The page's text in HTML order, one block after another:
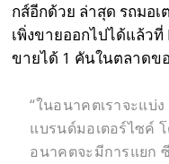
กส์อีกด้วย ล่าสุด รถมอ
เพิ่งขายออกไปได้แล้ว
ขายได้ 1 คันในตลาดขอ
“ในอนาคตเราจะแบ่ง
แบรนด์มอเตอร์ไซค์
อนาคตจะมีการแยก